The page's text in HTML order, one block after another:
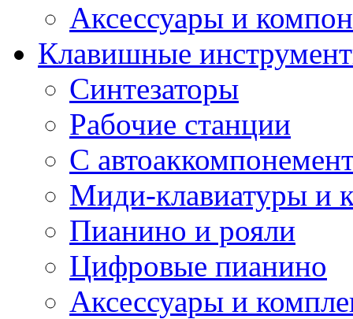
Аксессуары и
Клавишные
Синтезаторы
Рабочие станции
С
Миди-клавиатуры и
Пианино и рояли
Цифровые пианино
Аксессуары и